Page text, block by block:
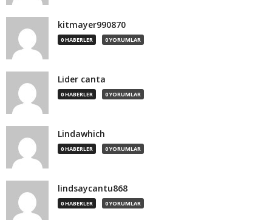
kitmayer990870
0 HABERLER 0 YORUMLAR
Lider canta
0 HABERLER 0 YORUMLAR
Lindawhich
0 HABERLER 0 YORUMLAR
lindsaycantu868
0 HABERLER 0 YORUMLAR